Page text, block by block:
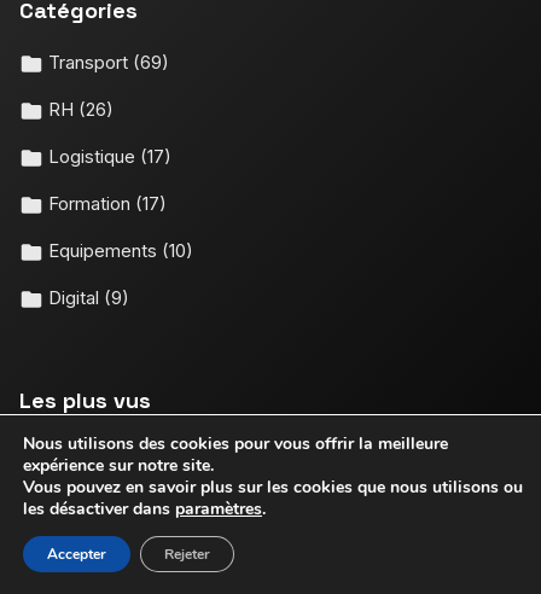
Catégories
Transport (69)
RH (26)
Logistique (17)
Formation (17)
Equipements (10)
Digital (9)
Les plus vus
Différence entre les coefficients 138M et 150M en
transport routier
et conseils
Nous utilisons des cookies pour vous offrir la meilleure
expérience sur notre site.
Vous pouvez en savoir plus sur les cookies que nous utilisons ou
les désactiver dans paramètres.
Accepter Rejeter